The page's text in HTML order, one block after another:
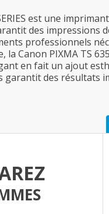
est une
des impressions
professionnels
la Canon PIXMA TS
en fait un ajout
garantit des résultats